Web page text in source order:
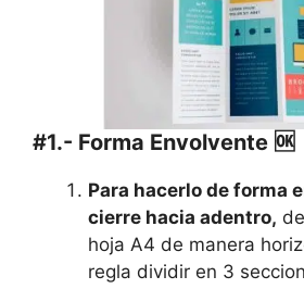
#1.- Forma Envolvente 🆗
Para hacerlo de forma
cierre hacia adentro,
hoja A4 de manera
regla dividir en 3